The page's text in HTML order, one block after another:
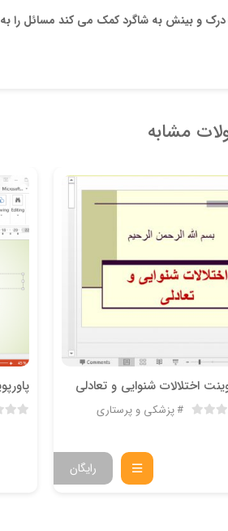
و بینش به شاگرد کمک می کند مسائل را به
مشابه
اختلالات شنوایی و تعادلی
پزشکی و پرستاری
رایگان